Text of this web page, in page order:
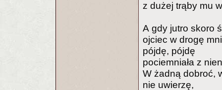
z dużej trąby mu
A gdy jutro skoro
ojciec w drogę
pójdę, pójdę
pociemniała z
W żadną dobroć,
nie uwierzę,